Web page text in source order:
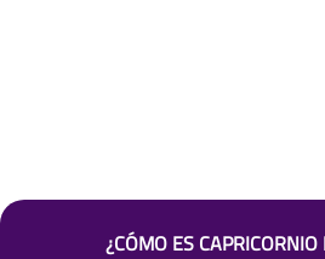
¿CÓMO ES